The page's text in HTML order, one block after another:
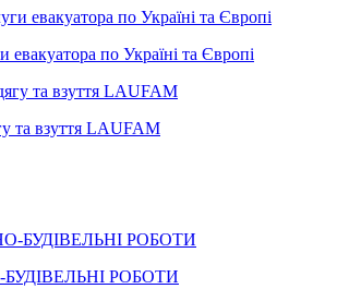
евакуатора по Україні та Європі
та взуття LAUFAM
РОБОТИ